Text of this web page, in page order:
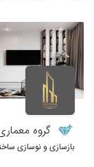
گروه
بازسازی و نوسازی